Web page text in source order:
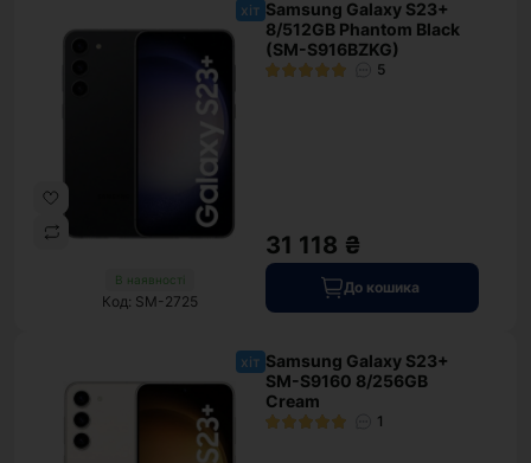
хіт
В наявності
Код: SM-2725
Samsung Galaxy S23+
8/512GB Phantom Black
(SM-S916BZKG)
5
31 118 ₴
До кошика
хіт Samsung Galaxy S23+
SM-S9160 8/256GB
Cream
1